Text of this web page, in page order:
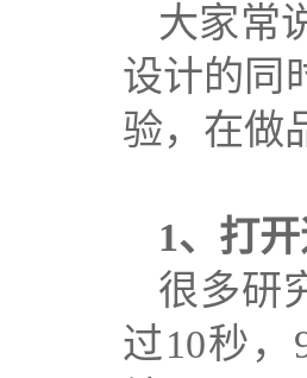
大家常
设计的同
验，在做
1、 打
很多研
过10秒